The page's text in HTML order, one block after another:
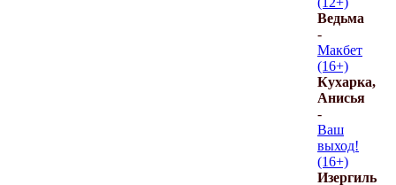
Ведьма
-
Макбет
(16+)
Кухарка,
Анисья
-
Ваш
выход!
(16+)
Изергиль